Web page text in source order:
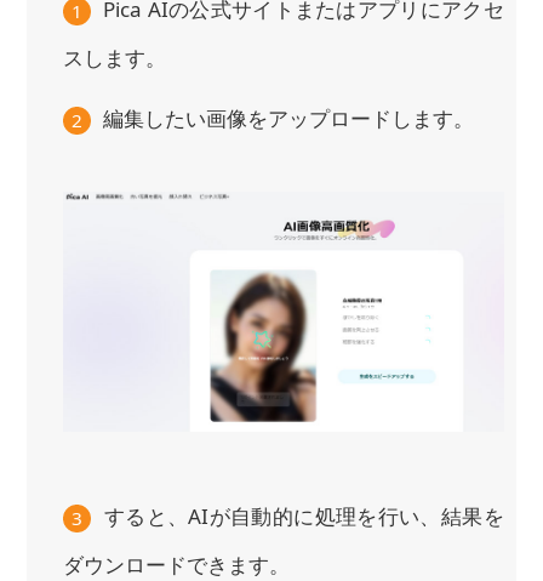
1
Pica AIの公式サイトまたはアプリにアクセ
スします。
2 編集したい画像をアップロードします。
3
すると、AIが自動的に処理を行い、結果を
ダウンロードできます。